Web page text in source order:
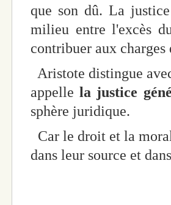
que son dû. La
milieu entre l'excès
contribuer aux charges
Aristote distingue
appellela justice
sphère juridique.
Car le droit et la
dans leur source et